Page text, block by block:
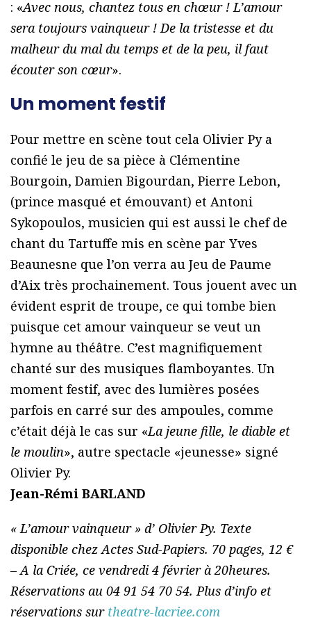
: «Avec nous, chantez tous en chœur ! L’amour
sera toujours vainqueur ! De la tristesse et du
malheur du mal du temps et de la peu, il faut
écouter son cœur».
Un moment festif
Pour mettre en scène tout cela Olivier Py a
confié le jeu de sa pièce à Clémentine
Bourgoin, Damien Bigourdan, Pierre Lebon,
(prince masqué et émouvant) et Antoni
Sykopoulos, musicien qui est aussi le chef de
chant du Tartuffe mis en scène par Yves
Beaunesne que l’on verra au Jeu de Paume
d’Aix très prochainement. Tous jouent avec un
évident esprit de troupe, ce qui tombe bien
puisque cet amour vainqueur se veut un
hymne au théâtre. C’est magnifiquement
chanté sur des musiques flamboyantes. Un
moment festif, avec des lumières posées
parfois en carré sur des ampoules, comme
c’était déjà le cas sur «La jeune fille, le diable et
le moulin», autre spectacle «jeunesse» signé
Olivier Py.
Jean-Rémi BARLAND
« L’amour vainqueur » d’ Olivier Py. Texte
disponible chez Actes Sud-Papiers. 70 pages, 12 €
– A la Criée, ce vendredi 4 février à 20heures.
Réservations au 04 91 54 70 54. Plus d’info et
réservations sur theatre-lacriee.com